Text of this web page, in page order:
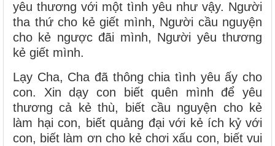
yêu thương với một tình yêu như vậy. Người
tha thứ cho kẻ giết mình, Người cầu nguyện
cho kẻ ngược đãi mình, Người yêu thương
kẻ giết mình.
Lạy Cha, Cha đã thông chia tình yêu ấy cho
con. Xin dạy con biết quên mình để yêu
thương cả kẻ thù, biết cầu nguyện cho kẻ
làm hại con, biết quảng đại với kẻ ích kỷ với
con, biết làm ơn cho kẻ chơi xấu con, biết vui